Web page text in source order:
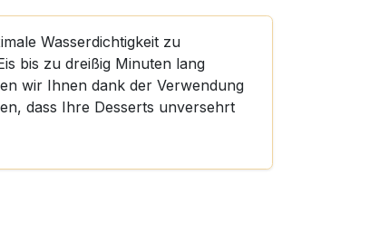
Wasserdichtigkeit zu
bis zu dreißig Minuten lang
wir Ihnen dank der Verwendung
dass Ihre Desserts unversehrt